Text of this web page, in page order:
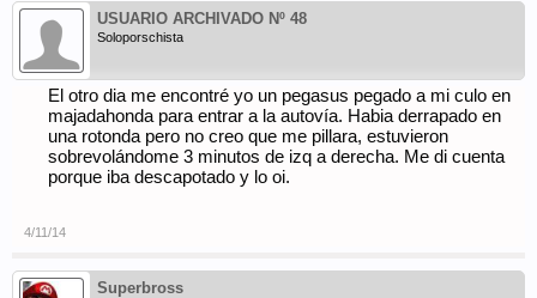
USUARIO ARCHIVADO Nº 48
Soloporschista
El otro dia me encontré yo un pegasus pegado a mi culo en
majadahonda para entrar a la autovía. Habia derrapado en
una rotonda pero no creo que me pillara, estuvieron
sobrevolándome 3 minutos de izq a derecha. Me di cuenta
porque iba descapotado y lo oi.
4/11/14
Superbross